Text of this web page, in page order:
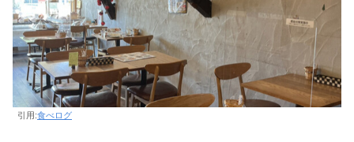
引用:食べログ